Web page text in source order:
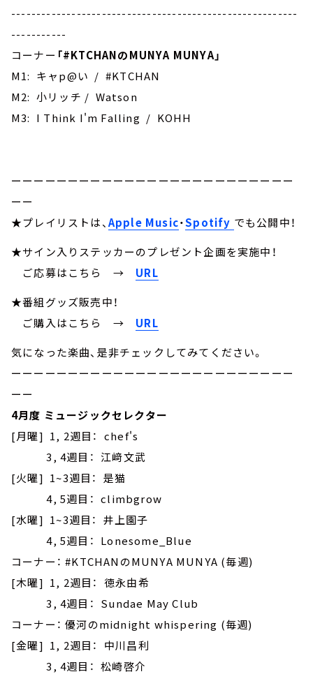
---------------------------------------------------------
-----------
コーナー 「#KTCHANのMUNYA MUNYA」
M1: キャp@い / #KTCHAN
M2: 小リッチ / Watson
M3: I Think I'm Falling / KOHH
ーーーーーーーーーーーーーーーーーーーーーーーーー
ーー
★プレイリストは、Apple Music・Spotify でも公開中！
★サイン入りステッカーのプレゼント企画を実施中！
ご応募はこちら →
URL
★番組グッズ販売中！
ご購入はこちら → URL
気になった楽曲、是非チェックしてみてください。
ーーーーーーーーーーーーーーーーーーーーーーーーー
ーー
4月度 ミュージックセレクター
[月曜] 1, 2週目： chef's
3, 4週目： 江﨑文武
[火曜] 1~3週目： 是猫
4, 5週目： climbgrow
[水曜] 1~3週目： 井上園子
4, 5週目： Lonesome_Blue
コーナー： #KTCHANのMUNYA MUNYA (毎週)
[木曜] 1, 2週目： 徳永由希
3, 4週目： Sundae May Club
コーナー： 優河のmidnight whispering (毎週)
[金曜] 1, 2週目： 中川昌利
3, 4週目： 松崎啓介